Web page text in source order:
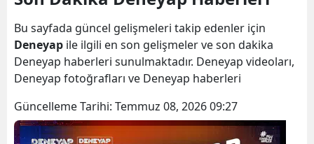
Bingöl
Bitlis
Bolu
Burdur
Bu sayfada güncel gelişmeleri takip edenler için
Deneyap ile ilgili en son gelişmeler ve son dakika
Deneyap haberleri sunulmaktadır. Deneyap videoları,
Deneyap fotoğrafları ve Deneyap haberleri
Güncelleme Tarihi: Temmuz 08, 2026 09:27